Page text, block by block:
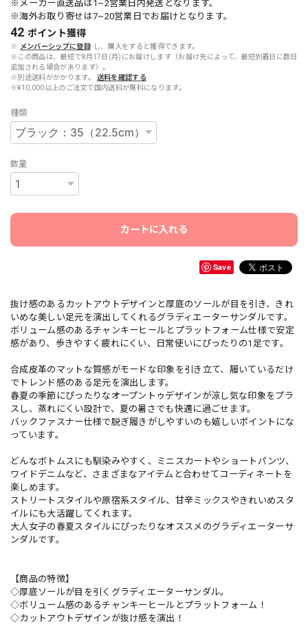
※メーカー直送品は1~2営業日内発送となります。
※海外お取り寄せは7~20営業日でお届けとなります。
42 ポイント獲得
※ メンバーシップに登録 し、購入をすると獲得できます。
※この商品は、最短で8月17日(月)にお届けします（お届け先によって、最短到着日に数日
追加される場合があります）。
※別途送料がかかります。
送料を確認する
※¥10,000以上のご注文で国内送料が無料になります。
種類
数量
カートに入れる
Save
抜け感のあるカットアウトデザインと厚底のソールが目を引き、きれ
いめな美しい足元を演出してくれるグラディエーターサンダルです。
ボリューム感のあるチャンキーヒールとプラットフォーム仕様で安定
感があり、歩きやすく疲れにくい、日常使いにぴったりの1足です。
合成皮革のマットな質感がモードな印象を引き立て、履いているだけ
でトレンド感のある足元を演出します。
春夏の季節にぴったりなオープントゥデザインが涼し気な印象をプラ
スし、蒸れにくい設計で、夏の暑さでも快適に過ごせます。
バックファスナー仕様で脱ぎ履きがしやすいのも嬉しいポイントにな
っています。
どんなボトムスにも馴染みやすく、ミニスカートやショートパンツ、
ワイドデニムなど、さまざまなアイテムと合わせてコーディネートを
楽しめます。
ストリートスタイルや原宿系スタイル、甘辛ミックスやきれいめスタ
イルにも大活躍してくれます。
大人女子の春夏スタイルにぴったりなオススメのグラディエーターサ
ンダルです。
【商品の特徴】
◇厚底ソールが目を引くグラディエーターサンダル。
◇ボリューム感のあるチャンキーヒールとプラットフォーム！
◇カットアウトデザインが抜け感を演出！